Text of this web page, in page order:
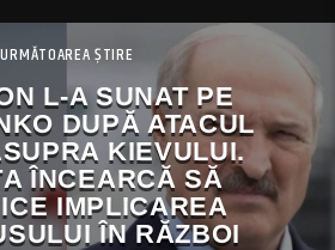
URMĂTOAREA ȘTIRE
L-A SUNAT PE
DUPĂ ATACUL
KIEVULUI.
ÎNCEARCĂ SĂ
IMPLICAREA
ÎN RĂZBOI